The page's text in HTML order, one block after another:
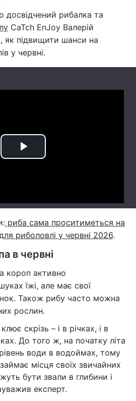
досвідчений рибалка та
CaTch EnJoy Валерій
як підвищити шанси на
у червні.
риба сама проситиметься на
риболовлі у червні 2026.
в червні
короп активно
їжі, але має свої
Також рибу часто можна
рослин.
скрізь – і в річках, і в
До того ж, на початку літа
рівень води в водоймах, тому
місця своїх звичайних
бути звали в глибини і
експерт.